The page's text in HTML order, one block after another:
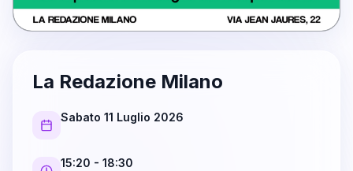
La Redazione Milano
Sabato 11 Luglio 2026
15:20 - 18:30